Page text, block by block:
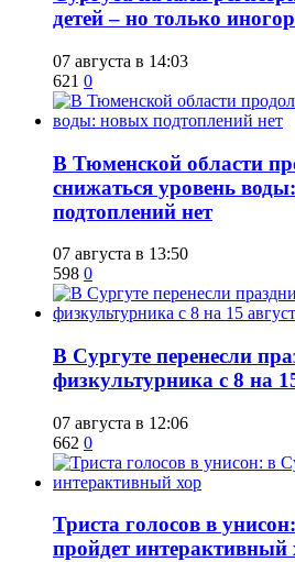
детей – но только
07 августа в 14:03
621 0
​В Тюменской области
снижаться уровень
подтоплений нет
07 августа в 13:50
598 0
​В Сургуте перенесли
физкультурника с 8 на
07 августа в 12:06
662 0
​Триста голосов в
пройдет интерактивный